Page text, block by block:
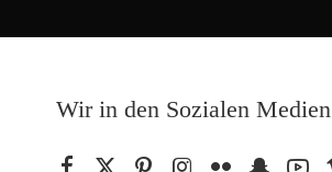
Wir in den Sozialen Medien